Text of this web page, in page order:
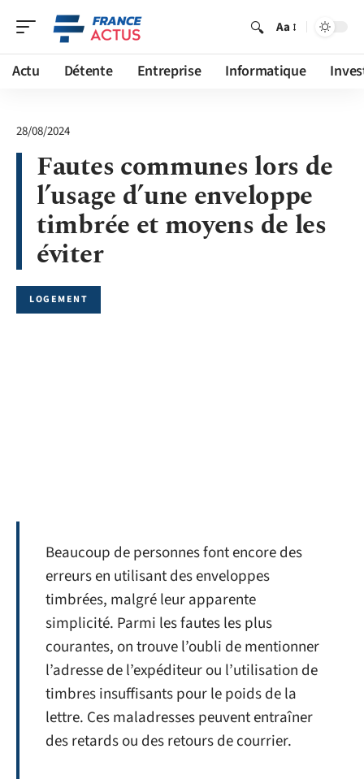
Aa
Actu Détente Entreprise Informatique
28/08/2024
Fautes communes lors de
l’usage d’une enveloppe
timbrée et moyens de les
éviter
LOGEMENT
Beaucoup de personnes font encore des
erreurs en utilisant des enveloppes
timbrées, malgré leur apparente
simplicité. Parmi les fautes les plus
courantes, on trouve l’oubli de mentionner
l’adresse de l’expéditeur ou l’utilisation de
timbres insuffisants pour le poids de la
lettre. Ces maladresses peuvent entraîner
des retards ou des retours de courrier.